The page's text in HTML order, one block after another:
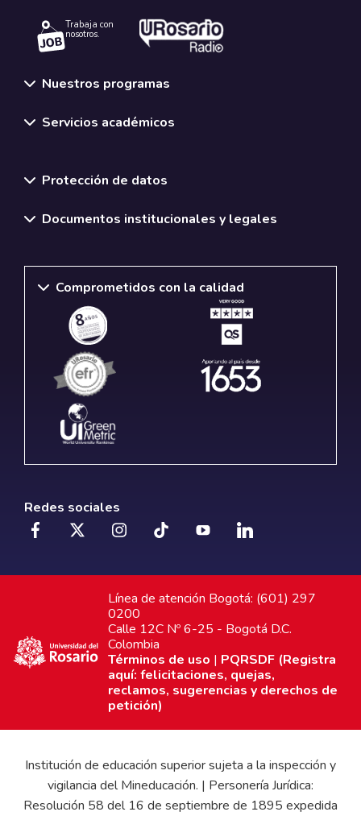
Trabaja con
nosotros.
Nuestros programas
Servicios académicos
Protección de datos
Documentos institucionales y legales
Comprometidos con la calidad
Redes sociales
Línea de atención Bogotá: (601) 297
0200
Calle 12C Nº 6-25 - Bogotá D.C.
Colombia
Términos de uso | PQRSDF (Registra
aquí: felicitaciones, quejas,
reclamos, sugerencias y derechos de
petición)
Institución de educación superior sujeta a la inspección y
vigilancia del Mineducación. | Personería Jurídica:
Resolución 58 del 16 de septiembre de 1895 expedida